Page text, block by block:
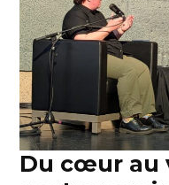
Du cœur au